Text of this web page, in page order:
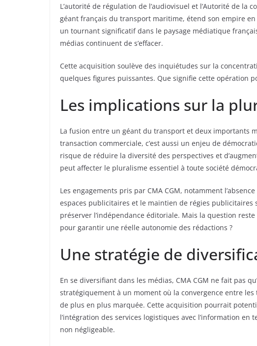
L’autorité de régulation de l’audiovisuel et l’Autorité de la
géant français du transport maritime, étend son empire en
un tournant significatif dans le paysage médiatique
médias continuent de s’effacer.
Cette acquisition soulève des inquiétudes sur la
quelques figures puissantes. Que signifie cette opération
Les implications sur la
La fusion entre un géant du transport et deux importants
transaction commerciale, c’est aussi un enjeu de
risque de réduire la diversité des perspectives et
peut affecter le pluralisme essentiel à toute société
Les engagements pris par CMA CGM, notamment
espaces publicitaires et le maintien de régies publicitaires
préserver l’indépendance éditoriale. Mais la question
pour garantir une réelle autonomie des rédactions ?
Une stratégie de
En se diversifiant dans les médias, CMA CGM ne fait pas
stratégiquement à un moment où la convergence entre
de plus en plus marquée. Cette acquisition pourrait
l’intégration des services logistiques avec l’information
non négligeable.